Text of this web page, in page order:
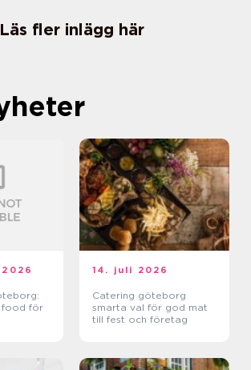
Läs fler inlägg här
food för
14. juli 2026
Catering göteborg
smarta val för god mat
till fest och företag